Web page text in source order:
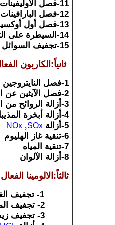
11-فصل الاوليفينات والمواد الاروماتية عن البارافينات
12-فصل البارافينات الاعتيادية عن المتفرعة
13-فصل أول أوكسيد الكاربون عن الميثان والهايدروجين
14-السيطرة على التلوث بأزالة
15-تجفيف السوائل العضوية
ثانياً:الكاربون
1-فصل النايتروجين عن الهواء
2-فصل الآيثين عن الميثان والهايدروجين
3-أزالة الروائح من الغازات
4-أزالة أبخرة المذيبات
5-أزالة
NOx ,SOx
6-تنقية غاز الهليوم
7-تنقية المياه
8-أزالة الآلوان
ثالثاً:الالومينا الفعال
تجفيف
2- تجفيف
3- تجفيف